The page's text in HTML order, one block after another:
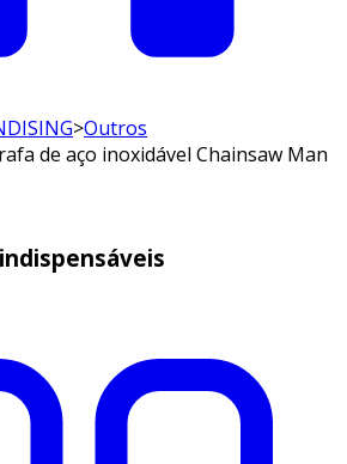
>Outros
de aço inoxidável Chainsaw Man